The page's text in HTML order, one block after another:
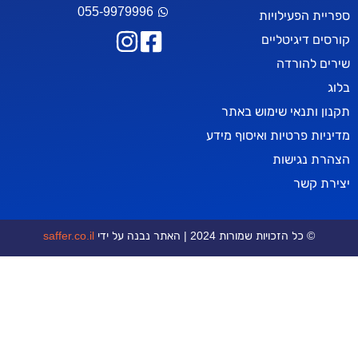
שימוש באתר
ואיסוף מידע
055-9979996
שמורות 2024 | האתר נבנה על ידי saffer.co.il